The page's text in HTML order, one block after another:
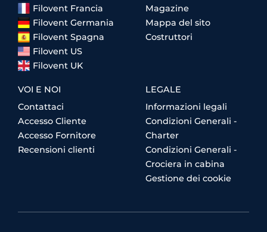
Filovent Francia
Filovent Germania
Filovent Spagna
Filovent US
Filovent UK
Magazine
Mappa del sito
Costruttori
VOI E NOI
Contattaci
Accesso Cliente
Accesso Fornitore
Recensioni clienti
LEGALE
Informazioni legali
Condizioni Generali -
Charter
Condizioni Generali -
Crociera in cabina
Gestione dei cookie